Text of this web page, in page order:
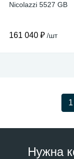
Nicolazzi 5527 GB
161 040 ₽ /шт
1
Нужна